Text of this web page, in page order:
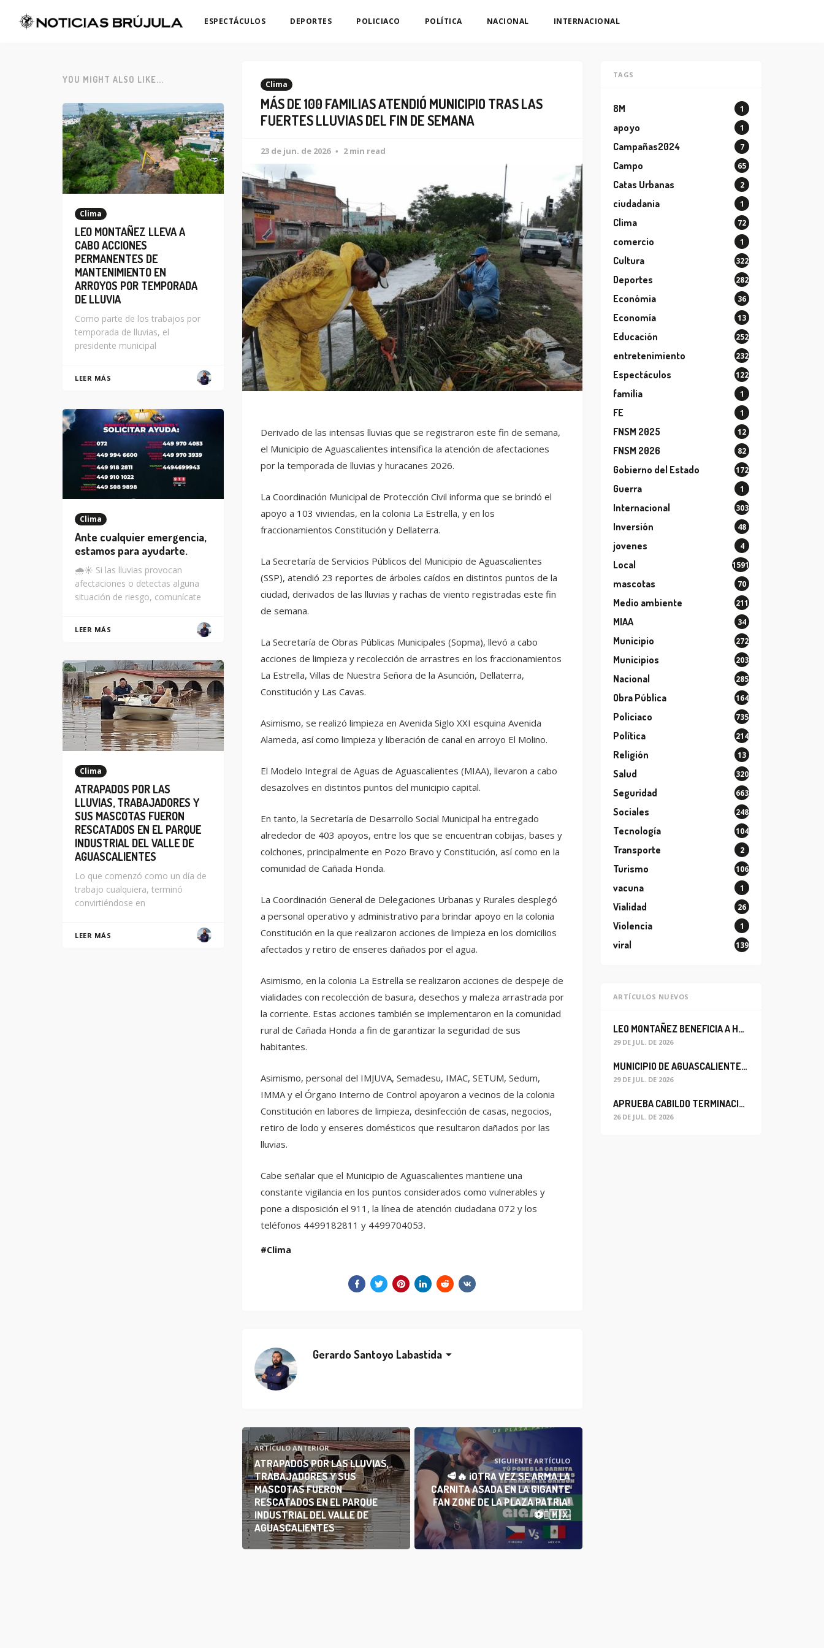
ESPECTÁCULOS DEPORTES POLICIACO POLÍTICA NACIONAL INTERNACIONAL
Clima
MÁS DE 100 FAMILIAS ATENDIÓ MUNICIPIO TRAS LAS
FUERTES LLUVIAS DEL FIN DE SEMANA
23 de jun. de 2026 2 min read
Derivado de las intensas lluvias que se registraron este fin de semana,
el Municipio de Aguascalientes intensifica la atención de afectaciones
por la temporada de lluvias y huracanes 2026.
La Coordinación Municipal de Protección Civil informa que se brindó el
apoyo a 103 viviendas, en la colonia La Estrella, y en los
fraccionamientos Constitución y Dellaterra.
La Secretaría de Servicios Públicos del Municipio de Aguascalientes
(SSP), atendió 23 reportes de árboles caídos en distintos puntos de la
ciudad, derivados de las lluvias y rachas de viento registradas este fin
de semana.
La Secretaría de Obras Públicas Municipales (Sopma), llevó a cabo
acciones de limpieza y recolección de arrastres en los fraccionamientos
La Estrella, Villas de Nuestra Señora de la Asunción, Dellaterra,
Constitución y Las Cavas.
Asimismo, se realizó limpieza en Avenida Siglo XXI esquina Avenida
Alameda, así como limpieza y liberación de canal en arroyo El Molino.
El Modelo Integral de Aguas de Aguascalientes (MIAA), llevaron a cabo
desazolves en distintos puntos del municipio capital.
En tanto, la Secretaría de Desarrollo Social Municipal ha entregado
alrededor de 403 apoyos, entre los que se encuentran cobijas, bases y
colchones, principalmente en Pozo Bravo y Constitución, así como en la
comunidad de Cañada Honda.
La Coordinación General de Delegaciones Urbanas y Rurales desplegó
a personal operativo y administrativo para brindar apoyo en la colonia
Constitución en la que realizaron acciones de limpieza en los domicilios
afectados y retiro de enseres dañados por el agua.
Asimismo, en la colonia La Estrella se realizaron acciones de despeje de
vialidades con recolección de basura, desechos y maleza arrastrada por
la corriente. Estas acciones también se implementaron en la comunidad
rural de Cañada Honda a fin de garantizar la seguridad de sus
habitantes.
Asimismo, personal del IMJUVA, Semadesu, IMAC, SETUM, Sedum,
IMMA y el Órgano Interno de Control apoyaron a vecinos de la colonia
Constitución en labores de limpieza, desinfección de casas, negocios,
retiro de lodo y enseres domésticos que resultaron dañados por las
lluvias.
Cabe señalar que el Municipio de Aguascalientes mantiene una
constante vigilancia en los puntos considerados como vulnerables y
pone a disposición el 911, la línea de atención ciudadana 072 y los
teléfonos 4499182811 y 4499704053.
Clima
Gerardo Santoyo Labastida
ARTÍCULO ANTERIOR
ATRAPADOS POR LAS LLUVIAS,
TRABAJADORES Y SUS
MASCOTAS FUERON
RESCATADOS EN EL PARQUE
INDUSTRIAL DEL VALLE DE
AGUASCALIENTES
SIGUIENTE ARTÍCULO
🥩🔥 ¡OTRA VEZ SE ARMA LA
CARNITA ASADA EN LA GIGANTE
FAN ZONE DE LA PLAZA PATRIA!
⚽🇲🇽
YOU MIGHT ALSO LIKE...
Clima
LEO MONTAÑEZ LLEVA A
CABO ACCIONES
PERMANENTES DE
MANTENIMIENTO EN
ARROYOS POR TEMPORADA
DE LLUVIA
Como parte de los trabajos por
temporada de lluvias, el
presidente municipal
LEER MÁS
Clima
Ante cualquier emergencia,
estamos para ayudarte.
🌧️☀️ Si las lluvias provocan
afectaciones o detectas alguna
situación de riesgo, comunícate
LEER MÁS
Clima
ATRAPADOS POR LAS
LLUVIAS, TRABAJADORES Y
SUS MASCOTAS FUERON
RESCATADOS EN EL PARQUE
INDUSTRIAL DEL VALLE DE
AGUASCALIENTES
Lo que comenzó como un día de
trabajo cualquiera, terminó
convirtiéndose en
LEER MÁS
TAGS
8M 1
apoyo 1
Campañas2024 7
Campo 65
Catas Urbanas 2
ciudadania 1
Clima 72
comercio 1
Cultura 322
Deportes 282
Económia 36
Economía 13
Educación 252
entretenimiento 232
Espectáculos 122
familia 1
FE 1
FNSM 2025 12
FNSM 2026 82
Gobierno del Estado 172
Guerra 1
Internacional 303
Inversión 48
jovenes 4
Local 1591
mascotas 70
Medio ambiente 211
MIAA 34
Municipio 272
Municipios 203
Nacional 285
Obra Pública 164
Policiaco 735
Política 214
Religión 13
Salud 320
Seguridad 663
Sociales 248
Tecnología 104
Transporte 2
Turismo 106
vacuna 1
Vialidad 26
Violencia 1
viral 139
ARTÍCULOS NUEVOS
LEO MONTAÑEZ BENEFICIA A HABITANTES DEL BARRIO DE LA SALUD CON MEJORA DEL ALCANTARILLADO SANITARIO
29 DE JUL. DE 2026
MUNICIPIO DE AGUASCALIENTES REABRE CIRCULACIÓN VEHICULAR EN LA CALLE JOSEFA ORTIZ DE DOMÍNGUEZ
29 DE JUL. DE 2026
APRUEBA CABILDO TERMINACIÓN ANTICIPADA DEL CONTRATO PARA EL PROYECTO DE MODERNIZACIÓN DEL SISTEMA DE ALUMBRADO
26 DE JUL. DE 2026